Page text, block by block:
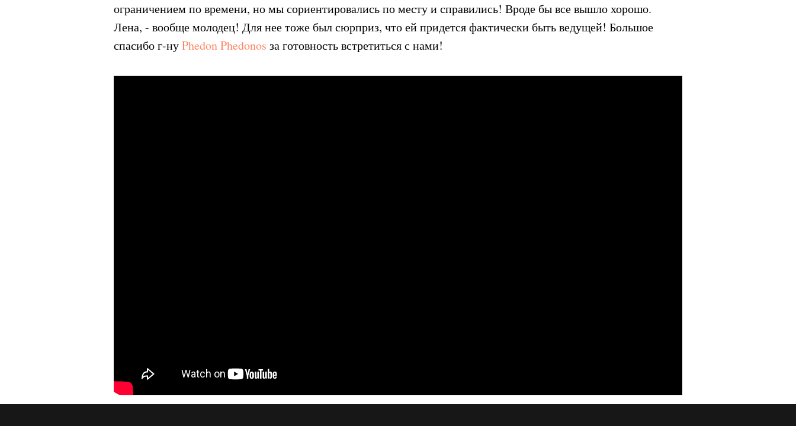
ограничением по времени, но мы сориентировались по месту и справились! Вроде бы все вышло хорошо.
Лена, - вообще молодец! Для нее тоже был сюрприз, что ей придется фактически быть ведущей! Большое
спасибо г-нуPhedon Phedonos за готовность встретиться с нами!